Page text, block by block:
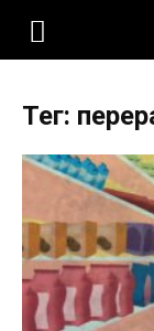
KLOOP.KG
Новости
Кыргызстана
Тег: